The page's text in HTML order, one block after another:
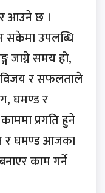
आउने छ ।
सकेमा उपलब्धि
जाग्ने समय हो,
विजय र सफलताले
घमण्ड र
प्रगति हुने
र घमण्ड आजका
काम गर्ने